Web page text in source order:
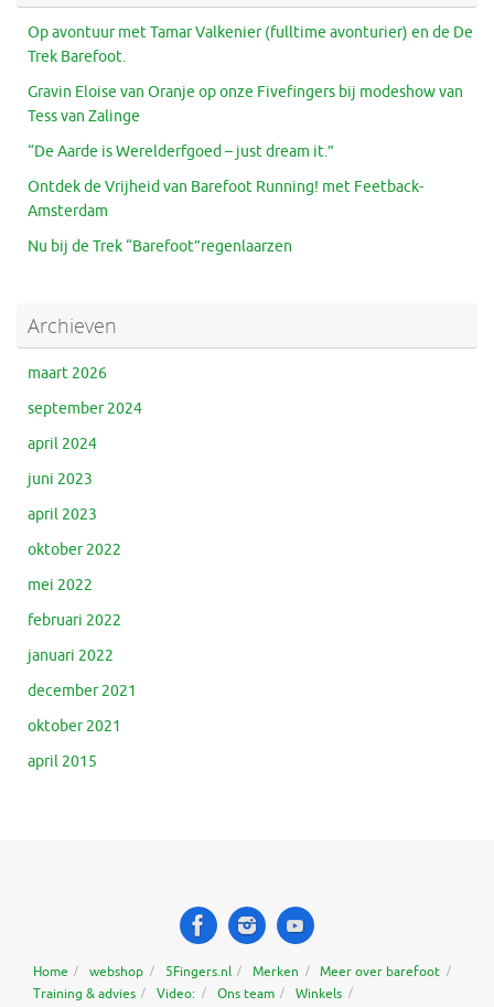
Op avontuur met Tamar Valkenier (fulltime avonturier) en de De
Trek Barefoot.
Gravin Eloise van Oranje op onze Fivefingers bij modeshow van
Tess van Zalinge
“De Aarde is Werelderfgoed – just dream it.”
Ontdek de Vrijheid van Barefoot Running! met Feetback-
Amsterdam
Nu bij de Trek “Barefoot”regenlaarzen
Archieven
maart 2026
september 2024
april 2024
juni 2023
april 2023
oktober 2022
mei 2022
februari 2022
januari 2022
december 2021
oktober 2021
april 2015
Home webshop 5Fingers.nl Merken
Meer over barefoot
Training & advies
Video: Ons team Winkels